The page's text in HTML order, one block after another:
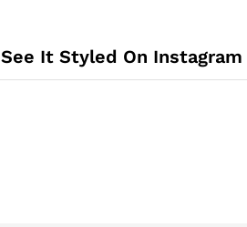
See It Styled On Instagram